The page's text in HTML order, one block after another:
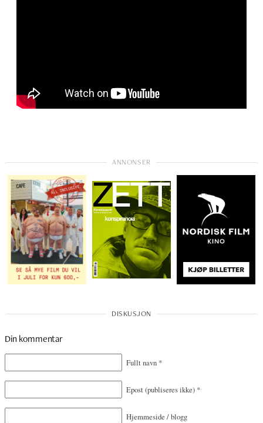
Din kommentar
Fullt navn *
Epost(publiseres ikke) *
Hjemmeside / blogg